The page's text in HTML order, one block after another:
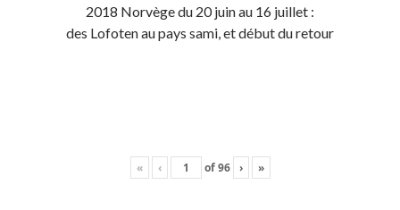
2018 Norvège du 20 juin au 16 juillet :
des Lofoten au pays sami, et début du retour
« ‹ of96 › »